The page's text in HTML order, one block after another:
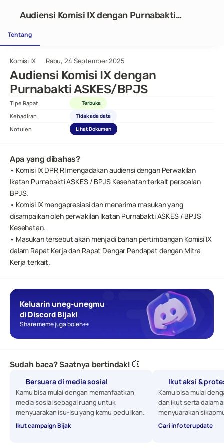
Komisi IX Rabu, 24 September 2025
Audiensi Komisi IX dengan
Purnabakti ASKES/BPJS
Tipe Rapat Terbuka
Kehadiran Tidak ada data
Notulen Lihat Dokumen
Apa yang dibahas?
• Komisi IX DPR RI mengadakan audiensi dengan Perwakilan
Ikatan Purnabakti ASKES / BPJS Kesehatan terkait persoalan
BPJS.
• Komisi IX mengapresiasi dan menerima masukan yang
disampaikan oleh perwakilan Ikatan Purnabakti ASKES / BPJS
Kesehatan.
• Masukan tersebut akan menjadi bahan pertimbangan Komisi IX
dalam Rapat Kerja dan Rapat Dengar Pendapat dengan Mitra
Kerja terkait.
Keluarin uneg-unegmu
di Discord Bijak!
Share meme juga boleh 👀
Sudah baca? Saatnya bertindak! 💥
Bersuara di media sosial
Kamu bisa mulai dengan memanfaatkan
media sosial sebagai ruang untuk
menyuarakan isu-isu yang kamu pedulikan.
Ikut campaign Bijak
Ikut aksi &
Kamu bisa mulai
dan ikut serta dalam
menyuarakan
Cari info terupdate
Audiensi Komisi IX dengan Purnabakti
Tentang